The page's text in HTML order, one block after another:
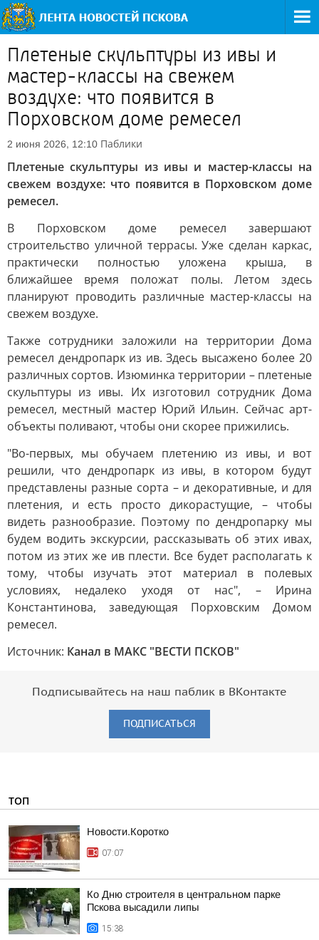
Плетеные скульптуры из ивы и
мастер-классы на свежем
воздухе: что появится в
Порховском доме ремесел
2 июня 2026, 12:10 Паблики
Плетеные скульптуры из ивы и мастер-классы на
свежем воздухе: что появится в Порховском доме
ремесел.
В Порховском доме ремесел завершают
строительство уличной террасы. Уже сделан каркас,
практически полностью уложена крыша, в
ближайшее время положат полы. Летом здесь
планируют проводить различные мастер-классы на
свежем воздухе.
Также сотрудники заложили на территории Дома
ремесел дендропарк из ив. Здесь высажено более 20
различных сортов. Изюминка территории – плетеные
скульптуры из ивы. Их изготовил сотрудник Дома
ремесел, местный мастер Юрий Ильин. Сейчас арт-
объекты поливают, чтобы они скорее прижились.
"Во-первых, мы обучаем плетению из ивы, и вот
решили, что дендропарк из ивы, в котором будут
представлены разные сорта – и декоративные, и для
плетения, и есть просто дикорастущие, – чтобы
видеть разнообразие. Поэтому по дендропарку мы
будем водить экскурсии, рассказывать об этих ивах,
потом из этих же ив плести. Все будет располагать к
тому, чтобы изучать этот материал в полевых
условиях, недалеко уходя от нас", – Ирина
Константинова, заведующая Порховским Домом
ремесел.
Источник: Канал в МАКС "ВЕСТИ ПСКОВ"
Подписывайтесь на наш паблик в ВКонтакте
ПОДПИСАТЬСЯ
ТОП
Новости.Коротко
07:07
Ко Дню строителя в центральном парке
Пскова высадили липы
15:38